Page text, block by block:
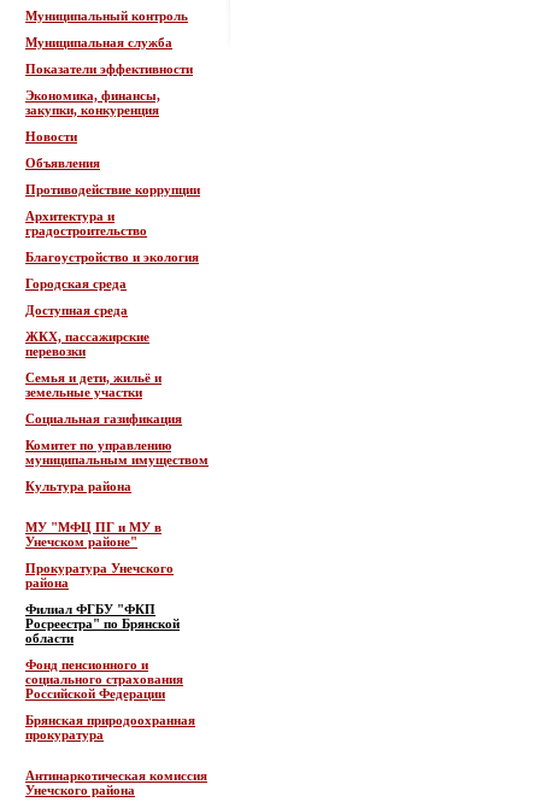
Муниципальный контроль
Муниципальная служба
Показатели эффективности
Экономика, финансы,
закупки, конкуренция
Новости
Объявления
Противодействие коррупции
Архитектура и
градостроительство
Благоустройство и экология
Городская среда
Доступная среда
ЖКХ, пассажирские
перевозки
Семья и дети, жильё и
земельные участки
Социальная газификация
Комитет по управлению
муниципальным имуществом
Культура района
МУ "МФЦ ПГ и МУ в
Унечском районе"
Прокуратура Унечского
района
Филиал ФГБУ "ФКП
Росреестра" по Брянской
области
Фонд пенсионного и
социального страхования
Российской Федерации
Брянская природоохранная
прокуратура
Антинаркотическая комиссия
Унечского района